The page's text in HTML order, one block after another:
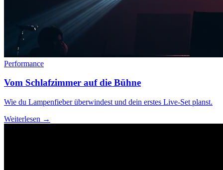
Performance
Vom Schlafzimmer auf die Bühne
Wie du Lampenfieber überwindest und dein erstes Live-Set planst.
Weiterlesen →